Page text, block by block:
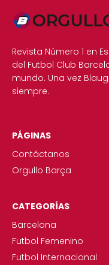
Revista Número 1 en
del Futbol Club
mundo. Una vez
siempre.
PÁGINAS
Contáctanos
Orgullo Barça
CATEGORÍAS
Barcelona
Futbol Femenino
Futbol Internacional